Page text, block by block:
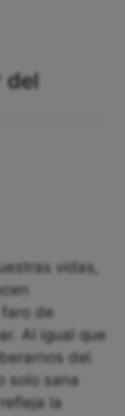
del
vidas,
de
Al igual que
del
solo sana
la